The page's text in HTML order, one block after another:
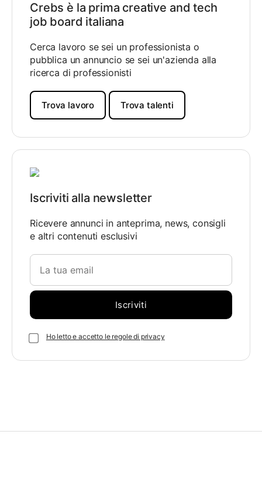
Crebs è la prima creative and tech
job board italiana
Cerca lavoro se sei un professionista o
pubblica un annuncio se sei un'azienda alla
ricerca di professionisti
Trova lavoro Trova talenti
Iscriviti alla newsletter
Ricevere annunci in anteprima, news, consigli
e altri contenuti esclusivi
Ho letto e accetto le regole di privacy